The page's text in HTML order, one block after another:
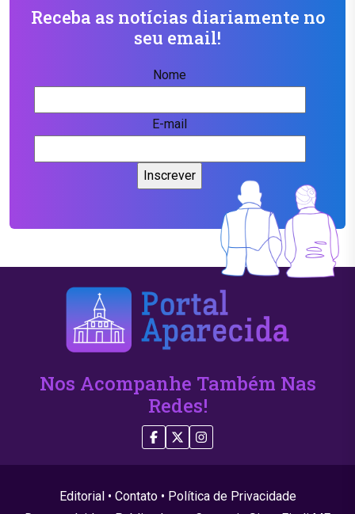
Receba as notícias diariamente no
seu email!
Nome
E-mail
Nos Acompanhe Também Nas
Redes!
Editorial • Contato• Política de Privacidade